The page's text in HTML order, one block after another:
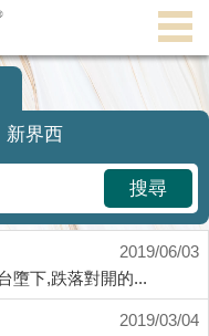
新界西
搜尋
2019/06/03
墮下,跌落對開的...
2019/03/04